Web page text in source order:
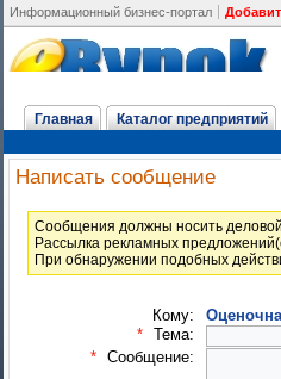
Информационный бизнес-портал
Главная Каталог предприятий
Написать сообщение
Cообщения должны носить
Рассылка рекламных
При обнаружении подобных
Кому:
* Тема:
* Сообщение: